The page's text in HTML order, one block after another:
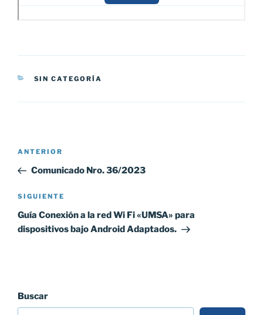
CATEGORÍAS
SIN CATEGORÍA
Navegación
entradas
Entrada
anterior:
ANTERIOR
Comunicado Nro. 36/2023
Siguiente
entrada
SIGUIENTE
Guía Conexión a la red Wi Fi «UMSA» para
dispositivos bajo Android Adaptados.
Buscar